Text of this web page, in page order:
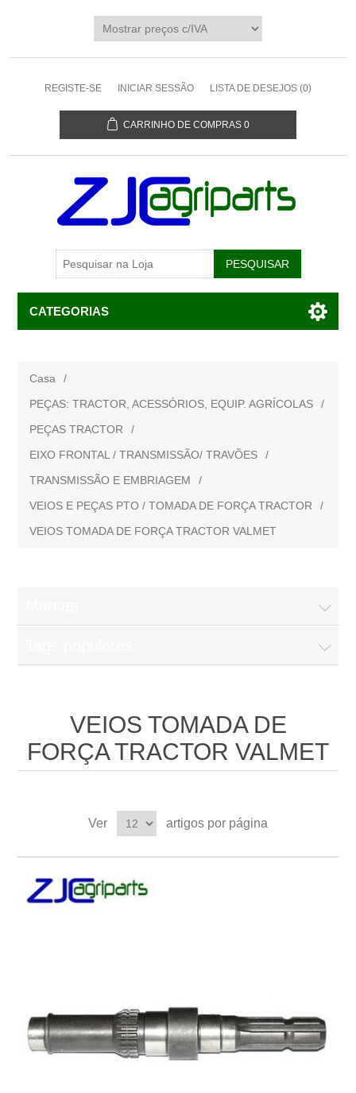
REGISTE-SE INICIAR SESSÃO LISTA DE DESEJOS (0)
CARRINHO DE COMPRAS 0
CATEGORIAS
Casa
/
PEÇAS: TRACTOR, ACESSÓRIOS, EQUIP. AGRÍCOLAS
/
PEÇAS TRACTOR
/
EIXO FRONTAL / TRANSMISSÃO/ TRAVÕES
/
TRANSMISSÃO E EMBRIAGEM
/
VEIOS E PEÇAS PTO / TOMADA DE FORÇA TRACTOR
/
VEIOS TOMADA DE FORÇA TRACTOR VALMET
VEIOS TOMADA DE
FORÇA TRACTOR VALMET
Ver artigos por página